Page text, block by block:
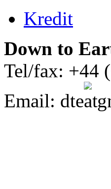
Kredit
Down to
Tel/fax: +44
Email: dte